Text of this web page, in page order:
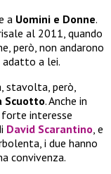
a Uomini e Donne.
al 2011, quando
però, non andarono
adatto a lei.
stavolta, però,
Scuotto. Anche in
interesse
David Scarantino , e
i due hanno
convivenza.